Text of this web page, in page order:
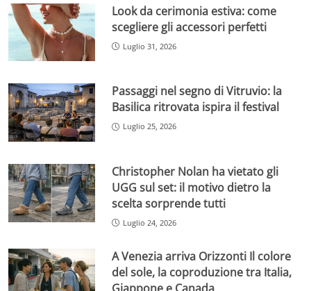
Look da cerimonia estiva: come
scegliere gli accessori perfetti
Luglio 31, 2026
Passaggi nel segno di Vitruvio: la
Basilica ritrovata ispira il festival
Luglio 25, 2026
Christopher Nolan ha vietato gli
UGG sul set: il motivo dietro la
scelta sorprende tutti
Luglio 24, 2026
A Venezia arriva Orizzonti Il colore
del sole, la coproduzione tra Italia,